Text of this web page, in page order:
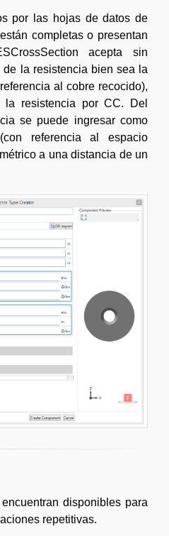
por las hojas de datos de
completas o presentan
acepta sin
la resistencia bien sea la
al cobre recocido),
resistencia por CC. Del
se puede ingresar como
referencia al espacio
a una distancia de un
disponibles para
repetitivas.